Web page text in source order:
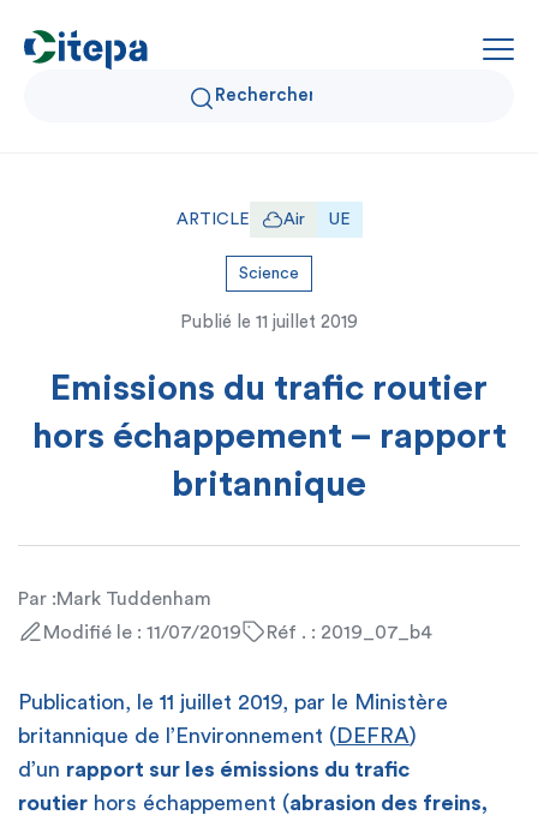
Qui sommes-nous ?
Données Air et Climat
Actualités et décryptages
Expertise et solutions
ARTICLE Air UE
Science
Publié le 11 juillet 2019
Emissions du trafic routier
hors échappement – rapport
britannique
Par :Mark Tuddenham
Modifié le : 11/07/2019
Réf . : 2019_07_b4
Publication, le 11 juillet 2019, par le Ministère
britannique de l’Environnement ( DEFRA)
d’un rapport sur les émissions du trafic
routier hors échappement (abrasion des freins,